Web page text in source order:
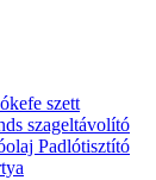
szett
szageltávolító
Padlótisztító